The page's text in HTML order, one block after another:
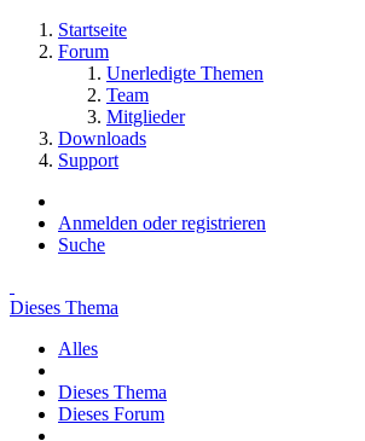
Startseite
Forum
Unerledigte Themen
Team
Mitglieder
Downloads
Support
Anmelden oder registrieren
Suche
Dieses Thema
Alles
Dieses Thema
Dieses Forum